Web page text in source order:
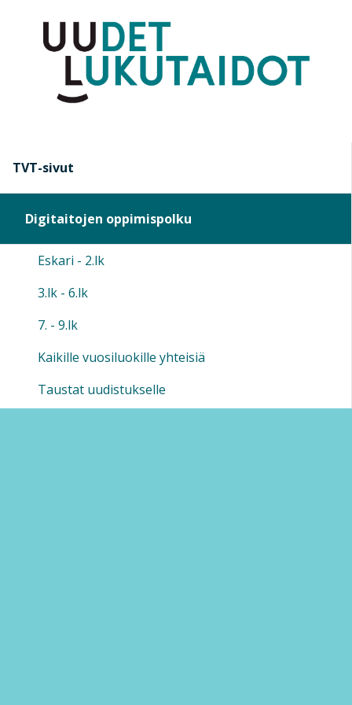
TVT-sivut
Digitaitojen oppimispolku
Eskari - 2.lk
3.lk - 6.lk
7. - 9.lk
Kaikille vuosiluokille yhteisiä
Taustat uudistukselle